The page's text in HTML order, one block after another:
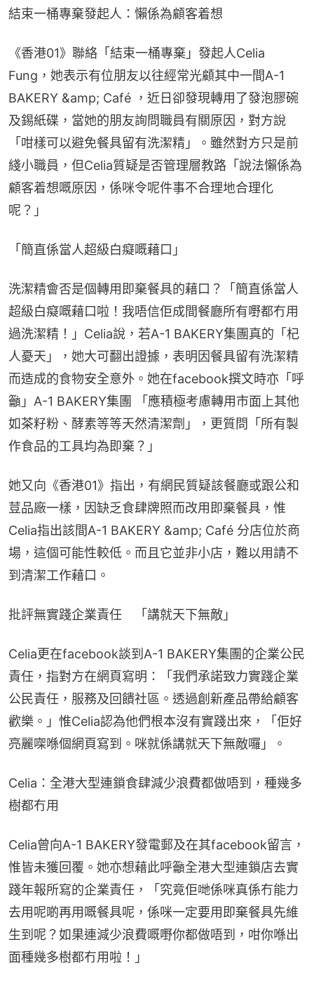
結束一桶專棄發起人：懶係為顧客着想​
《香港01》聯絡「結束一桶專棄」發起人Celia
Fung，她表示有位朋友以往經常光顧其中一間A-1
BAKERY &amp; Café ，近日卻發現轉用了發泡膠碗
及錫紙碟，當她的朋友詢問職員有關原因，對方說
「咁樣可以避免餐具留有洗潔精」。雖然對方只是前
綫小職員，但Celia質疑是否管理層教路「說法懶係為
顧客着想嘅原因，係咪令呢件事不合理地合理化
呢？」
「簡直係當人超級白癡嘅藉口」
洗潔精會否是個轉用即棄餐具的藉口？「簡直係當人
超級白癡嘅藉口啦！我唔信佢成間餐廳所有嘢都冇用
過洗潔精！」Celia說，若A-1 BAKERY集團真的「杞
人憂天」，她大可翻出證據，表明因餐具留有洗潔精
而造成的食物安全意外。她在facebook撰文時亦「呼
籲」A-1 BAKERY集團 「應積極考慮轉用市面上其他
如茶籽粉、酵素等等天然清潔劑」，更質問「所有製
作食品的工具均為即棄？」
她又向《香港01》指出，有網民質疑該餐廳或跟公和
荳品廠一樣，因缺乏食肆牌照而改用即棄餐具，惟
Celia指出該間A-1 BAKERY &amp; Café 分店位於商
場，這個可能性較低。而且它並非小店，難以用請不
到清潔工作藉口。
批評無實踐企業責任　「講就天下無敵」
Celia更在facebook談到A-1 BAKERY集團的企業公民
責任，指對方在網頁寫明：「我們承諾致力實踐企業
公民責任，服務及回饋社區。透過創新產品帶給顧客
歡樂。」惟Celia認為他們根本沒有實踐出來，「佢好
亮麗㗎喺個網頁寫到。咪就係講就天下無敵囉」。
Celia：全港大型連鎖食肆減少浪費都做唔到，種幾多
樹都冇用
Celia曾向A-1 BAKERY發電郵及在其facebook留言，
惟皆未獲回覆。她亦想藉此呼籲全港大型連鎖店去實
踐年報所寫的企業責任，「究竟佢哋係咪真係冇能力
去用呢啲再用嘅餐具呢，係咪一定要用即棄餐具先維
生到呢？如果連減少浪費嘅嘢你都做唔到，咁你喺出
面種幾多樹都冇用啦！」